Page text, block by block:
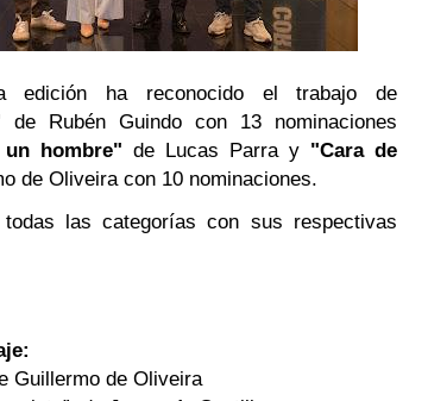
edición ha reconocido el trabajo de
de Rubén Guindo con 13 nominaciones
hombre" de Lucas Parra y "Cara de
de Oliveira con 10 nominaciones.
las categorías con sus respectivas
Guillermo de Oliveira